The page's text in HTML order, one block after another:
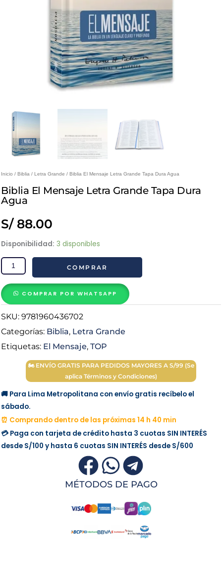
Inicio / Biblia / Letra Grande / Biblia El Mensaje Letra Grande Tapa Dura Agua
Biblia El Mensaje Letra Grande Tapa Dura
Agua
S/88.00
Disponibilidad: 3 disponibles
Biblia
El
Mensaje
Grande
Tapa
Dura
Agua
cantidad
COMPRAR
COMPRAR POR WHATSAPP
SKU: 9781960436702
Categorías: Biblia, Letra Grande
Etiquetas: El Mensaje, TOP
🏍 ENVÍO GRATIS PARA PEDIDOS MAYORES A S/99 (Se
aplica Términos y Condiciones)
🚚 Para Lima Metropolitana con envío gratis recíbelo el
sábado.
⏰ Comprando dentro de las próximas 14 h 40 min
💳 Paga con tarjeta de crédito hasta 3 cuotas SIN INTERÉS
desde S/100 y hasta 6 cuotas SIN INTERÉS desde S/600
MÉTODOS DE PAGO